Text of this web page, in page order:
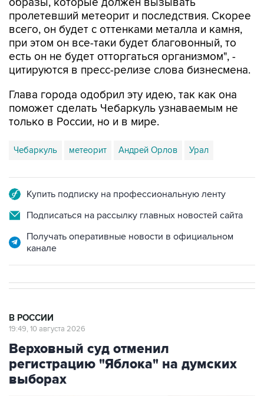
пролетевший метеорит и последствия. Скорее
всего, он будет с оттенками металла и камня,
при этом он все-таки будет благовонный, то
есть он не будет отторгаться организмом", -
цитируются в пресс-релизе слова бизнесмена.
Глава города одобрил эту идею, так как она
поможет сделать Чебаркуль узнаваемым не
только в России, но и в мире.
Чебаркуль метеорит Андрей Орлов Урал
Купить подписку на профессиональную ленту
Подписаться на рассылку главных новостей сайта
Получать оперативные новости в официальном
канале
В РОССИИ
19:49, 10 августа 2026
Верховный суд отменил
регистрацию "Яблока" на думских
выборах